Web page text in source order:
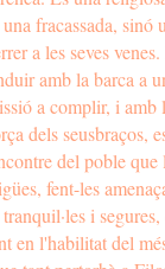
fracassada, sinó
a les seves
amb la barca a
a complir, i amb
dels seusbraços,
del poble que
fent-les
i
en l'habilitat del